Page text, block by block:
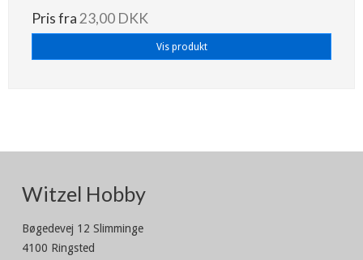
Pris fra23,00 DKK
Vis produkt
Witzel Hobby
Bøgedevej 12 Slimminge
4100 Ringsted